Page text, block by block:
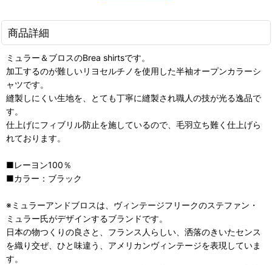
商品詳細
ミュラー＆ブロスのBrea shirtsです。
加工するのが難しいリヨセルチノを使用した半袖オープンカラーシ
ャツです。
縫製しにくい生地を、とても丁寧に縫製され職人の技が光る逸品で
す。
仕上げにフィブリル防止を施しているので、毛羽立ち難く仕上げら
れております。
■レーヨン100％
■カラー：ブラック
※ミュラーアンドブロスは、ヴィンテージフリークのステファン・
ミュラー氏がデザインするブランドです。
日本の物つくりの良さと、フランス人らしい、洒落のきいたセンス
を織り交ぜ、ひと味違う、アメリカンヴィンテージを表現していま
す。